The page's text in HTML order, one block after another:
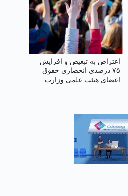
اعتراض به تبعیض و افزایش
۷۵ درصدی انحصاری حقوق
اعضای هیئت علمی وزارت